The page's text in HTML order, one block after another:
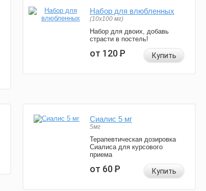
Набор для влюбленных
(10х100 мг)
Набор для двоих, добавь
страсти в постель!
от 120Р Купить
Сиалис 5 мг
5мг
Терапевтическая дозировка
Сиалиса для курсового
приема
от 60Р Купить